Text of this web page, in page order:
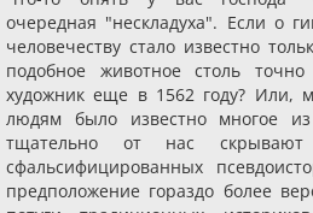
очередная "нескладуха". Если о
человечеству стало известно
подобное животное столь точно
художник еще в 1562 году? Или,
людям было известно многое
тщательно от нас скрывают
сфальсифицированных
предположение гораздо более